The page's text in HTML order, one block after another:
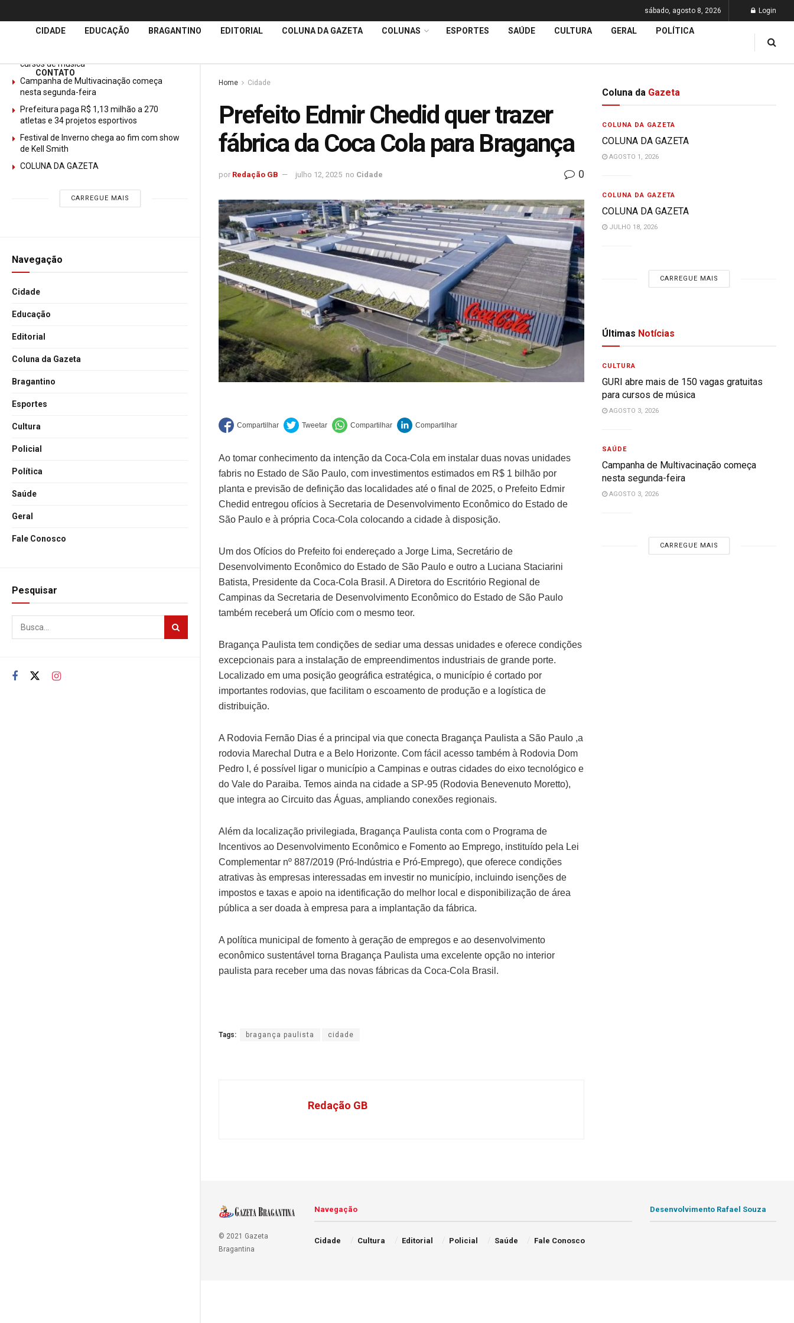
ÚltimasNotícias
cursos de música
Campanha de Multivacinação começa
nesta segunda-feira
Prefeitura paga R$ 1,13 milhão a 270
atletas e 34 projetos esportivos
Festival de Inverno chega ao fim com show
de Kell Smith
COLUNA DA GAZETA
CARREGUE MAIS
Navegação
Cidade
Educação
Editorial
Coluna da Gazeta
Bragantino
Esportes
Cultura
Policial
Política
Saúde
Geral
Fale Conosco
Pesquisar
sábado, agosto 8, 2026 Login
CIDADE EDUCAÇÃO BRAGANTINO EDITORIAL COLUNA DA GAZETA COLUNAS ESPORTES SAÚDE CULTURA GERAL POLÍTICA
CONTATO
Home Cidade
Prefeito Edmir Chedid quer trazer
fábrica da Coca Cola para Bragança
por Redação GB julho 12, 2025 no Cidade 0
Ao tomar conhecimento da intenção da Coca-Cola em instalar duas novas unidades
fabris no Estado de São Paulo, com investimentos estimados em R$ 1 bilhão por
planta e previsão de definição das localidades até o final de 2025, o Prefeito Edmir
Chedid entregou ofícios à Secretaria de Desenvolvimento Econômico do Estado de
São Paulo e à própria Coca-Cola colocando a cidade à disposição.
Um dos Ofícios do Prefeito foi endereçado a Jorge Lima, Secretário de
Desenvolvimento Econômico do Estado de São Paulo e outro a Luciana Staciarini
Batista, Presidente da Coca-Cola Brasil. A Diretora do Escritório Regional de
Campinas da Secretaria de Desenvolvimento Econômico do Estado de São Paulo
também receberá um Ofício com o mesmo teor.
Bragança Paulista tem condições de sediar uma dessas unidades e oferece condições
excepcionais para a instalação de empreendimentos industriais de grande porte.
Localizado em uma posição geográfica estratégica, o município é cortado por
importantes rodovias, que facilitam o escoamento de produção e a logística de
distribuição.
A Rodovia Fernão Dias é a principal via que conecta Bragança Paulista a São Paulo ,a
rodovia Marechal Dutra e a Belo Horizonte. Com fácil acesso também à Rodovia Dom
Pedro I, é possível ligar o município a Campinas e outras cidades do eixo tecnológico e
do Vale do Paraiba. Temos ainda na cidade a SP-95 (Rodovia Benevenuto Moretto),
que integra ao Circuito das Águas, ampliando conexões regionais.
Além da localização privilegiada, Bragança Paulista conta com o Programa de
Incentivos ao Desenvolvimento Econômico e Fomento ao Emprego, instituído pela Lei
Complementar nº 887/2019 (Pró-Indústria e Pró-Emprego), que oferece condições
atrativas às empresas interessadas em investir no município, incluindo isenções de
impostos e taxas e apoio na identificação do melhor local e disponibilização de área
pública a ser doada à empresa para a implantação da fábrica.
A política municipal de fomento à geração de empregos e ao desenvolvimento
econômico sustentável torna Bragança Paulista uma excelente opção no interior
paulista para receber uma das novas fábricas da Coca-Cola Brasil.
Tags: bragança paulista cidade
Redação GB
Coluna da Gazeta
COLUNA DA GAZETA
COLUNA DA GAZETA
AGOSTO 1, 2026
COLUNA DA GAZETA
COLUNA DA GAZETA
JULHO 18, 2026
CARREGUE MAIS
Últimas Notícias
CULTURA
GURI abre mais de 150 vagas gratuitas
para cursos de música
AGOSTO 3, 2026
SAÚDE
Campanha de Multivacinação começa
nesta segunda-feira
AGOSTO 3, 2026
CARREGUE MAIS
© 2021 Gazeta
Bragantina
Navegação
Cidade Cultura Editorial Policial Saúde Fale Conosco
Desenvolvimento Rafael Souza